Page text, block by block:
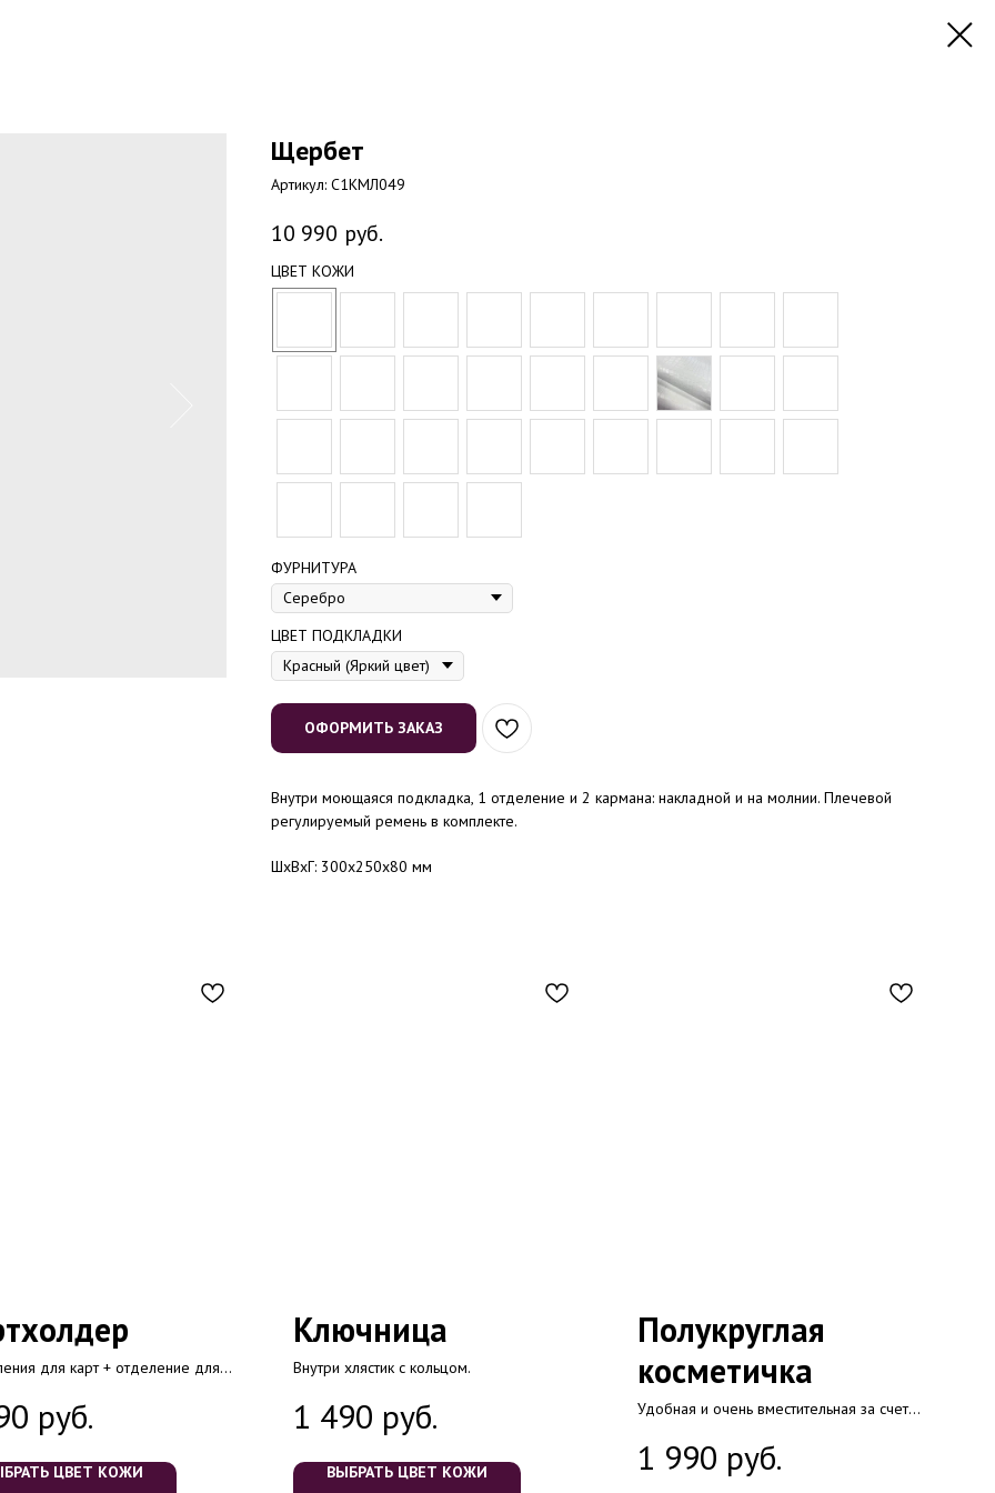
Щербет
Артикул: С1КМЛ049
10 990 руб.
ЦВЕТ КОЖИ
ФУРНИТУРА
ЦВЕТ ПОДКЛАДКИ
ОФОРМИТЬ ЗАКАЗ
Внутри моющаяся подкладка, 1 отделение и 2 кармана: накладной и на молнии. Плечевой
регулируемый ремень в комплекте.
ШxВxГ: 300x250x80 мм
для карт + отделение для
руб.
ЦВЕТ КОЖИ
Ключница
Внутри хлястик с кольцом.
1 490 руб.
ВЫБРАТЬ ЦВЕТ КОЖИ
Полукруглая
косметичка
Удобная и очень вместительная за счет
различными вариантами стёжки, по вашему
желанию.
1 990 руб.